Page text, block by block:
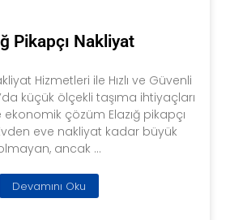
Pikapçı Nakliyat
Hizmetleri ile Hızlı ve Güvenli
küçük ölçekli taşıma ihtiyaçları
çözüm Elazığ pikapçı
eve nakliyat kadar büyük
ancak …
Devamını Oku